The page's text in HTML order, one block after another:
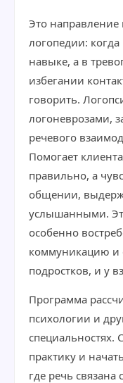
Это направление
логопедии:
навыке, а в
избегании
говорить.
логоневрозами,
речевого
Помогает
правильно, а
общении,
услышанными.
особенно
коммуникацию и
подростков, и у
Программа
психологии и
специальностях.
практику и
где речь